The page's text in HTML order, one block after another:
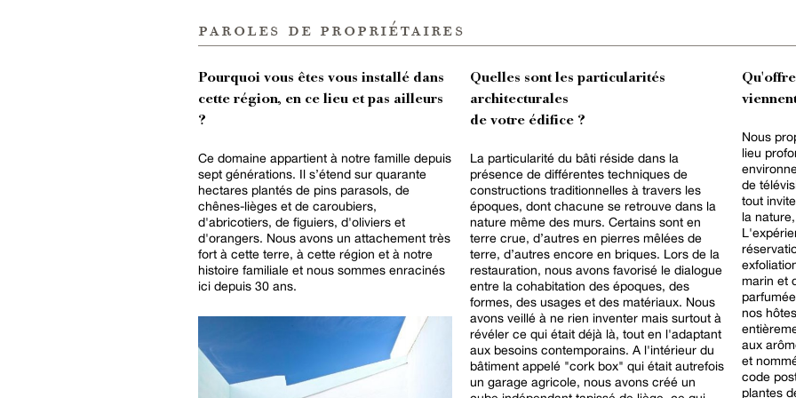
paroles de propriétaires
Pourquoi vous êtes vous installé dans
cette région, en ce lieu et pas ailleurs
?
Ce domaine appartient à notre famille depuis
sept générations. Il s’étend sur quarante
hectares plantés de pins parasols, de
chênes-lièges et de caroubiers,
d'abricotiers, de figuiers, d'oliviers et
d'orangers. Nous avons un attachement très
fort à cette terre, à cette région et à notre
histoire familiale et nous sommes enracinés
ici depuis 30 ans.
Quelles sont les particularités
architecturales
de votre édifice ?
La particularité du bâti réside dans la
présence de différentes techniques de
constructions traditionnelles à travers les
époques, dont chacune se retrouve dans la
nature même des murs. Certains sont en
terre crue, d’autres en pierres mêlées de
terre, d’autres encore en briques. Lors de la
restauration, nous avons favorisé le dialogue
entre la cohabitation des époques, des
formes, des usages et des matériaux. Nous
avons veillé à ne rien inventer mais surtout à
révéler ce qui était déjà là, tout en l'adaptant
aux besoins contemporains. A l'intérieur du
bâtiment appelé "cork box" qui était autrefois
un garage agricole, nous avons créé un
Nous
lieu
de
tout
la
marin et
parfumée. Nous mettons à
nos
aux
et
code
plantes